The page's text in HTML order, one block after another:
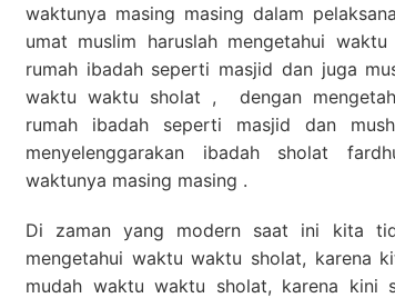
waktunya masing masing dalam
umat muslim haruslah mengetahui
rumah ibadah seperti masjid dan juga
waktu waktu sholat , dengan
rumah ibadah seperti masjid dan
menyelenggarakan ibadah sholat
waktunya masing masing .
Di zaman yang modern saat ini kita
mengetahui waktu waktu sholat, karena
mudah waktu waktu sholat, karena kini